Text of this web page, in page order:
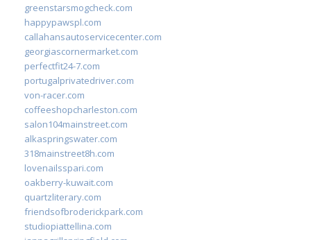
greenstarsmogcheck.com
happypawspl.com
callahansautoservicecenter.com
georgiascornermarket.com
perfectfit24-7.com
portugalprivatedriver.com
von-racer.com
coffeeshopcharleston.com
salon104mainstreet.com
alkaspringswater.com
318mainstreet8h.com
lovenailsspari.com
oakberry-kuwait.com
quartzliterary.com
friendsofbroderickpark.com
studiopiattellina.com